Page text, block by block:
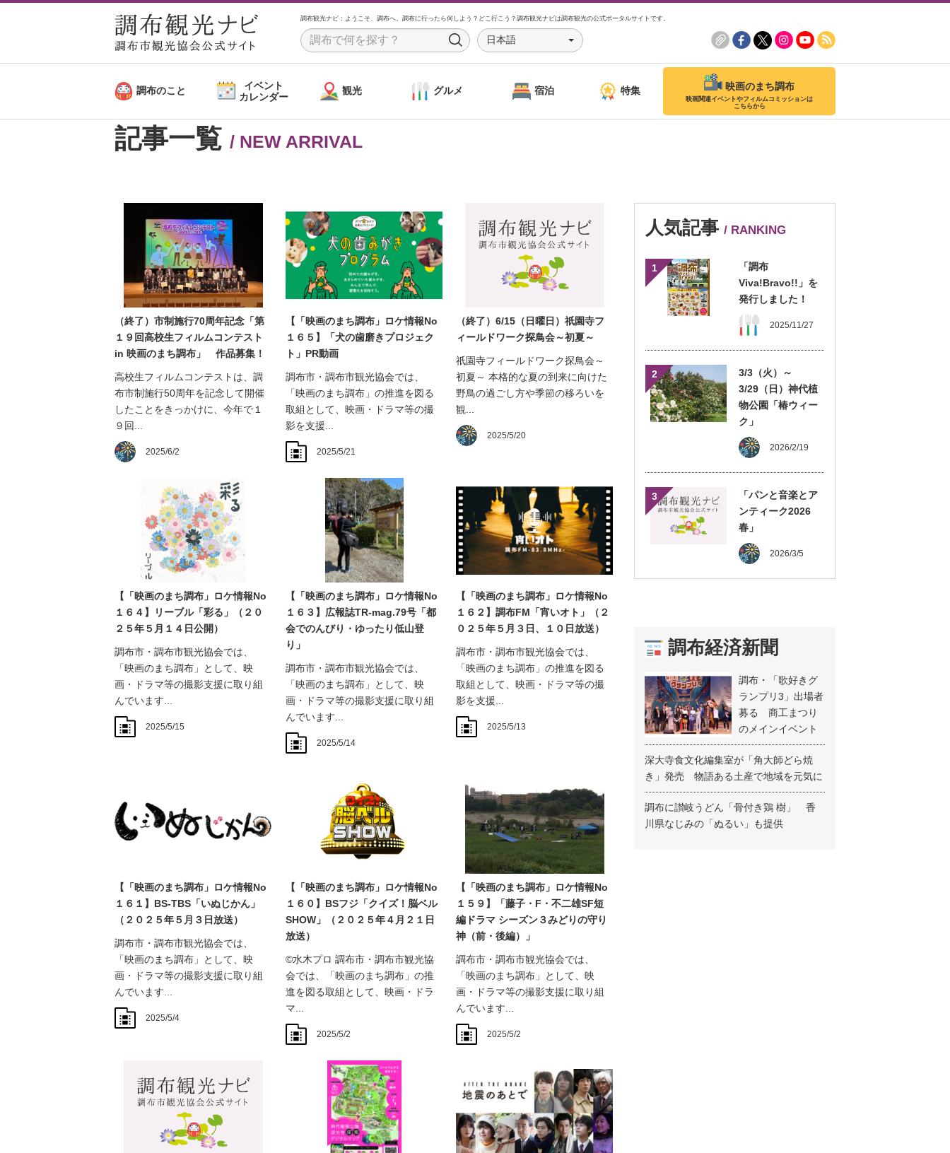
調布観光ナビ：ようこそ、調布へ。調布に行ったら何しよう？どこ行こう？調布観光ナビは調布観光の公式ポータルサイトです。
S
c
日本語
調布のこと
イベント
カレンダー
観光 グルメ 宿泊 特集 映画のまち調布
映画関連イベントやフィルムコミッションは
こちらから
記事一覧 / NEW ARRIVAL
（終了）市制施行70周年記念「第
１９回高校生フィルムコンテスト
in 映画のまち調布」 作品募集！
高校生フィルムコンテストは、調
布市制施行50周年を記念して開催
したことをきっかけに、今年で１
９回...
2025/6/2
【「映画のまち調布」ロケ情報No
１６５】「犬の歯磨きプロジェク
ト」PR動画
調布市・調布市観光協会では、
「映画のまち調布」の推進を図る
取組として、映画・ドラマ等の撮
影を支援...
2025/5/21
（終了）6/15（日曜日）祇園寺フ
ィールドワーク探鳥会～初夏～
祇園寺フィールドワーク探鳥会～
初夏～ 本格的な夏の到来に向けた
野鳥の過ごし方や季節の移ろいを
観...
2025/5/20
【「映画のまち調布」ロケ情報No
１６４】リーブル「彩る」（２０
２５年５月１４日公開）
調布市・調布市観光協会では、
「映画のまち調布」として、映
画・ドラマ等の撮影支援に取り組
んでいます...
2025/5/15
【「映画のまち調布」ロケ情報No
１６３】広報誌TR-mag.79号「都
会でのんびり・ゆったり低山登
り」
調布市・調布市観光協会では、
「映画のまち調布」として、映
画・ドラマ等の撮影支援に取り組
んでいます...
2025/5/14
【「映画のまち調布」ロケ情報No
１６２】調布FM「宵いオト」（２
０２５年５月３日、１０日放送）
調布市・調布市観光協会では、
「映画のまち調布」の推進を図る
取組として、映画・ドラマ等の撮
影を支援...
2025/5/13
【「映画のまち調布」ロケ情報No
１６１】BS-TBS「いぬじかん」
（２０２５年５月３日放送）
調布市・調布市観光協会では、
「映画のまち調布」として、映
画・ドラマ等の撮影支援に取り組
んでいます...
2025/5/4
【「映画のまち調布」ロケ情報No
１６０】BSフジ「クイズ！脳ベル
SHOW」（２０２５年４月２１日
放送）
©水木プロ 調布市・調布市観光協
会では、「映画のまち調布」の推
進を図る取組として、映画・ドラ
マ...
2025/5/2
【「映画のまち調布」ロケ情報No
１５９】「藤子・F・不二雄SF短
編ドラマ シーズン３みどりの守り
神（前・後編）」
調布市・調布市観光協会では、
「映画のまち調布」として、映
画・ドラマ等の撮影支援に取り組
んでいます...
2025/5/2
人気記事 / RANKING
1
「調布
Viva!Bravo!!」を
発行しました！
2025/11/27
2
3/3（火）～
3/29（日）神代植
物公園「椿ウィー
ク」
2026/2/19
3
「パンと音楽とア
ンティーク2026
春」
2026/3/5
調布経済新聞
調布・「歌好きグ
ランプリ3」出場者
募る 商工まつり
のメインイベント
深大寺食文化編集室が「角大師どら焼
き」発売 物語ある土産で地域を元気に
調布に讃岐うどん「骨付き鶏 樹」 香
川県なじみの「ぬるい」も提供